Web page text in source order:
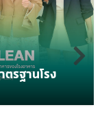
รฐานโรง